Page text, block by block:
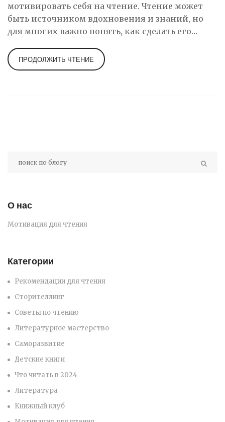
мотивировать себя на чтение. Чтение может
быть источником вдохновения и знаний, но
для многих важно понять, как сделать его
рассматриваются средние показатели чтения в
США, популярные жанры и даются советы по
ПРОДОЛЖИТЬ ЧТЕНИЕ
О нас
Мотивация для чтения
Категории
Рекомендации для чтения
Сторителлинг
Советы по чтению
Литературное мастерство
Саморазвитие
Детские книги
Что читать в 2024
Литература
Книжный клуб